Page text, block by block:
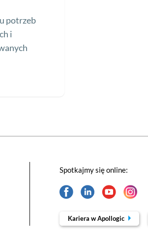
potrzeb
i
Spotkajmy się online:
Kariera w Apollogic